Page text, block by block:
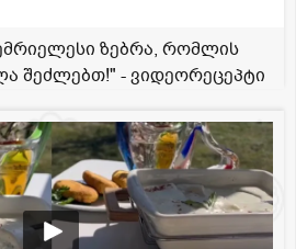
ზებრა, რომლის
შეძლებთ!" - ვიდეორეცეპტი